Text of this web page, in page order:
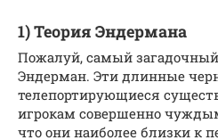
1) Теория Эндермана
Пожалуй, самый
Эндерман. Эти длинные
телепортирующиеся
игрокам совершенно
что они наиболее близки к